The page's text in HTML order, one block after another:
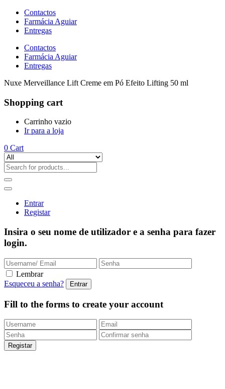
Contactos
Farmácia Aguiar
Entregas
Contactos
Farmácia Aguiar
Entregas
Nuxe Merveillance Lift Creme em Pó Efeito Lifting 50 ml
Shopping cart
Carrinho vazio
Ir para a loja
0 Cart
Entrar
Registar
Insira o seu nome de utilizador e a senha para fazer
login.
Lembrar
Esqueceu a senha?
Fill to the forms to create your account